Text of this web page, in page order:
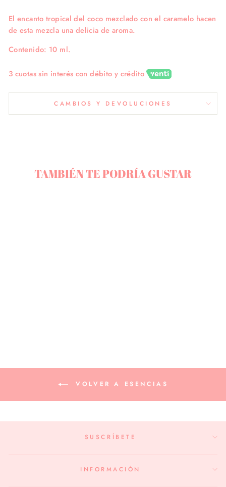
El encanto tropical del coco mezclado con el caramelo hacen
de esta mezcla una delicia de aroma.
Contenido: 10 ml.
3 cuotas sin interés con débito y crédito
CAMBIOS Y DEVOLUCIONES
TAMBIÉN TE PODRÍA GUSTAR
VOLVER A ESENCIAS
SUSCRÍBETE
INFORMACIÓN